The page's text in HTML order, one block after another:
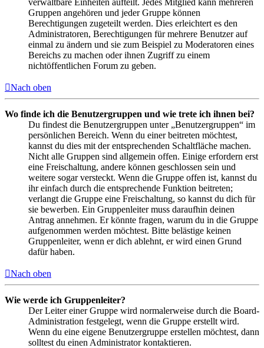
Gruppen angehören und jeder Gruppe können
Berechtigungen zugeteilt werden. Dies erleichtert es den
Administratoren, Berechtigungen für mehrere Benutzer auf
einmal zu ändern und sie zum Beispiel zu Moderatoren eines
Bereichs zu machen oder ihnen Zugriff zu einem
nichtöffentlichen Forum zu geben.
Nach oben
Wo finde ich die Benutzergruppen und wie trete ich ihnen bei?
Du findest die Benutzergruppen unter „Benutzergruppen“ im
persönlichen Bereich. Wenn du einer beitreten möchtest,
kannst du dies mit der entsprechenden Schaltfläche machen.
Nicht alle Gruppen sind allgemein offen. Einige erfordern erst
eine Freischaltung, andere können geschlossen sein und
weitere sogar versteckt. Wenn die Gruppe offen ist, kannst du
ihr einfach durch die entsprechende Funktion beitreten;
verlangt die Gruppe eine Freischaltung, so kannst du dich für
sie bewerben. Ein Gruppenleiter muss daraufhin deinen
Antrag annehmen. Er könnte fragen, warum du in die Gruppe
aufgenommen werden möchtest. Bitte belästige keinen
Gruppenleiter, wenn er dich ablehnt, er wird einen Grund
dafür haben.
Nach oben
Wie werde ich Gruppenleiter?
Der Leiter einer Gruppe wird normalerweise durch die Board-
Administration festgelegt, wenn die Gruppe erstellt wird.
Wenn du eine eigene Benutzergruppe erstellen möchtest, dann
solltest du einen Administrator kontaktieren.